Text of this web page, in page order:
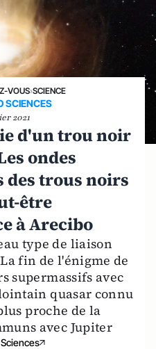
VOUS›SCIENCE
SCIENCES
2021
d'un trou noir
ondes
trous noirs
être
à Arecibo
type de liaison
fin de l'énigme de
supermassifs avec
quasar connu
proche de la
avec Jupiter